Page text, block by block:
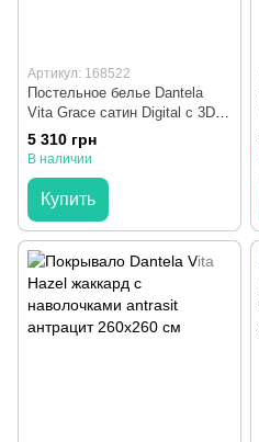
Артикул: 168522
Постельное белье Dantela
Vita Grace сатин Digital с 3D
принтом brick кирпичный евро
5 310 грн
В наличии
Купить